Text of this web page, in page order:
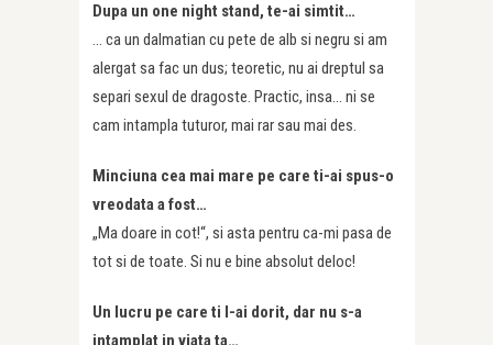
Dupa un one night stand, te-ai simtit…
… ca un dalmatian cu pete de alb si negru si am
alergat sa fac un dus; teoretic, nu ai dreptul sa
separi sexul de dragoste. Practic, insa… ni se
cam intampla tuturor, mai rar sau mai des.
Minciuna cea mai mare pe care ti-ai spus-o
vreodata a fost…
„Ma doare in cot!“, si asta pentru ca-mi pasa de
tot si de toate. Si nu e bine absolut deloc!
Un lucru pe care ti l-ai dorit, dar nu s-a
intamplat in viata ta…